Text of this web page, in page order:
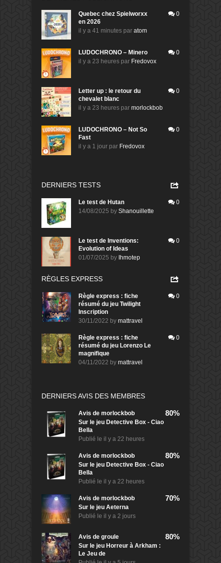
Quebec chez Spielworxx
en 2026
il y a 41 minutes par atom
0
LUDOCHRONO – Minero
il y a 23 heures par Fredovox
0
Letter up : le retour du
chevalet blanc
il y a 23 heures par morlockbob
0
LUDOCHRONO – Not So
Fast
il y a 1 jour par Fredovox
0
DERNIERS TESTS
Le test de Hutan
14/08/2025 by Shanouillette
0
Le test de Inventions:
Evolution of Ideas
01/07/2025 by Ihmotep
0
RÈGLES EXPRESS
Règle express : fiche
résumé du jeu Twilight
Inscription
30/11/2022 by mattravel
0
Règle express : fiche
résumé du jeu Lorenzo Le
magnifique
04/11/2022 by mattravel
0
DERNIERS AVIS DES MEMBRES
Avis de morlockbob
Sur le jeu Detective Box - Ciao
Bella
Publié le il y a 22 heures
80%
Avis de morlockbob
Sur le jeu Detective Box - Ciao
Bella
Publié le il y a 22 heures
80%
Avis de morlockbob
Sur le jeu Aeterna
Publié le il y a 2 jours
70%
Avis de groule
Sur le jeu Horreur à Arkham :
Le Jeu de
80%